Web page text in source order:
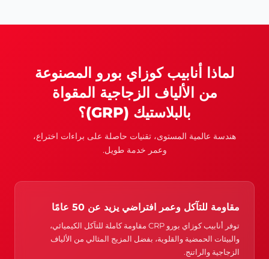
لماذا أنابيب كوزاي بورو المصنوعة
من الألياف الزجاجية المقواة
بالبلاستيك (GRP)؟
هندسة عالمية المستوى، تقنيات حاصلة على براءات اختراع،
وعمر خدمة طويل.
مقاومة للتآكل وعمر افتراضي يزيد عن 50 عامًا
توفر أنابيب كوزاي بورو CRP مقاومة كاملة للتآكل الكيميائي،
والبيئات الحمضية والقلوية، بفضل المزيج المثالي من الألياف
الزجاجية والراتنج.